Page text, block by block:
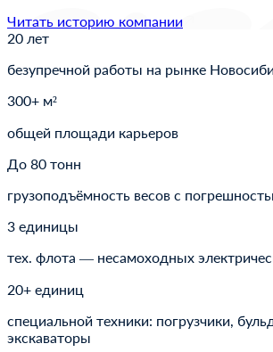
Читать историю компании
20 лет
безупречной работы на рынке
300+ м²
общей площади карьеров
До 80 тонн
грузоподъёмность весов с
3 единицы
тех. флота — несамоходных
20+ единиц
специальной техники: погрузчики,
экскаваторы